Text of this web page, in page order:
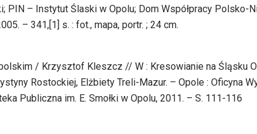
PIN – Instytut Ślaski w Opolu; Dom Współpracy Polsko-
– 341,[1] s. : fot., mapa, portr. ; 24 cm.
/ Krzysztof Kleszcz // W : Kresowianie na Śląsku
Rostockiej, Elżbiety Treli-Mazur. – Opole : Oficyna
Publiczna im. E. Smołki w Opolu, 2011. – S. 111-116